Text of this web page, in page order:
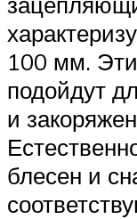
100 мм.
подойдут
и
блесен и